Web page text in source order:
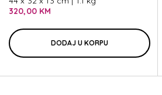
320,00 KM
DODAJ U KORPU